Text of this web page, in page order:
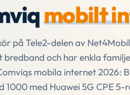
mobilt
på Tele2-delen av
bredband och har enkla
mobila internet 2026:
1000 med Huawei 5G CPE